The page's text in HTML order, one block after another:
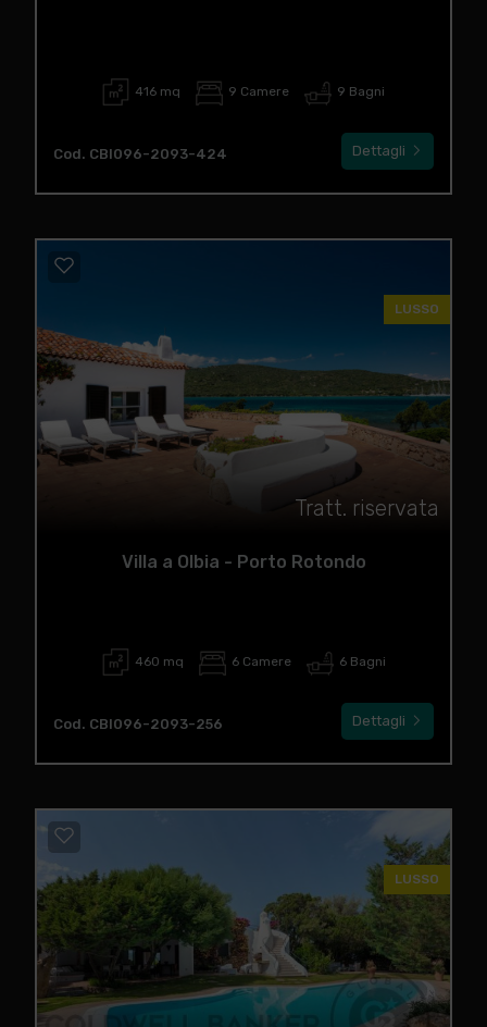
416 mq 9 Camere 9 Bagni
Cod. CBI096-2093-424 Dettagli
LUSSO
Tratt. riservata
Villa a Olbia - Porto Rotondo
460 mq 6 Camere 6 Bagni
Cod. CBI096-2093-256 Dettagli
LUSSO